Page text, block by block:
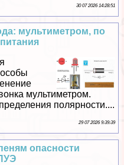
30 07 2026 14:28:51
мультиметром, по
мультиметром.
полярности....
29 07 2026 9:39:39
опасности